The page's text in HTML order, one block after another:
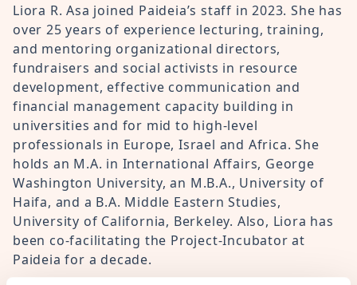
Liora R. Asa joined Paideia’s staff in 2023. She has
over 25 years of experience lecturing, training,
and mentoring organizational directors,
fundraisers and social activists in resource
development, effective communication and
financial management capacity building in
universities and for mid to high-level
professionals in Europe, Israel and Africa. She
holds an M.A. in International Affairs, George
Washington University, an M.B.A., University of
Haifa, and a B.A. Middle Eastern Studies,
University of California, Berkeley. Also, Liora has
been co-facilitating the Project-Incubator at
Paideia for a decade.